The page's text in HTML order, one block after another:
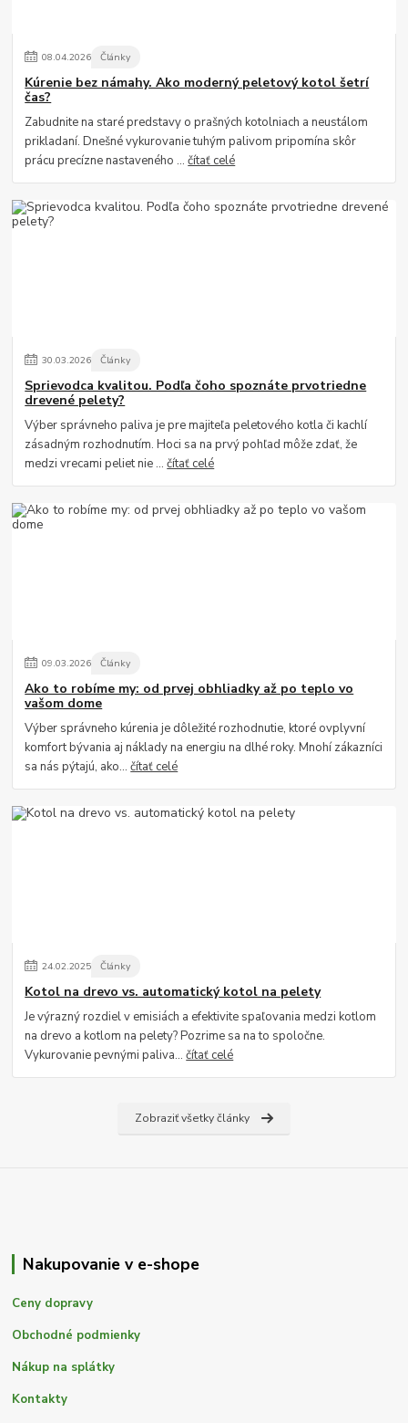
08.04.2026 Články
Kúrenie bez námahy. Ako moderný peletový kotol šetrí
čas?
Zabudnite na staré predstavy o prašných kotolniach a neustálom
prikladaní. Dnešné vykurovanie tuhým palivom pripomína skôr
prácu precízne nastaveného ...čítať celé
30.03.2026 Články
Sprievodca kvalitou. Podľa čoho spoznáte prvotriedne
drevené pelety?
Výber správneho paliva je pre majiteľa peletového kotla či kachlí
zásadným rozhodnutím. Hoci sa na prvý pohľad môže zdať, že
medzi vrecami peliet nie ...čítať celé
09.03.2026 Články
Ako to robíme my: od prvej obhliadky až po teplo vo
vašom dome
Výber správneho kúrenia je dôležité rozhodnutie, ktoré ovplyvní
komfort bývania aj náklady na energiu na dlhé roky. Mnohí zákazníci
sa nás pýtajú, ako...čítať celé
24.02.2025 Články
Kotol na drevo vs. automatický kotol na pelety
Je výrazný rozdiel v emisiách a efektivite spaľovania medzi kotlom
na drevo a kotlom na pelety? Pozrime sa na to spoločne.
Vykurovanie pevnými paliva...čítať celé
Zobraziť všetky články
Nakupovanie v e-shope
Ceny dopravy
Obchodné podmienky
Nákup na splátky
Kontakty